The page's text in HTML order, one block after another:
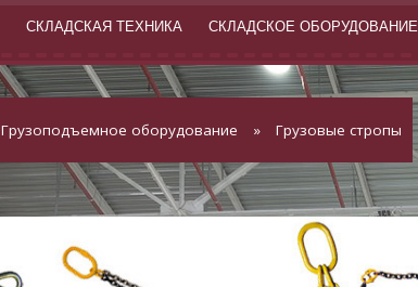
СКЛАДСКАЯ ТЕХНИКА СКЛАДСКОЕ ОБОРУДОВАНИЕ
Грузоподъемное оборудование » Грузовые стропы